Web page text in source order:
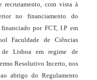
recrutamento, com vista à
no financiamento do
por FCT, I.P em
Faculdade de Ciências
de Lisboa em regime de
Resolutivo Incerto, nos
abrigo do Regulamento